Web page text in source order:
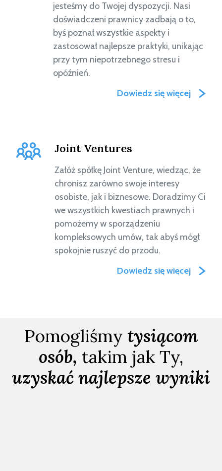
jesteśmy do Twojej dyspozycji. Nasi
doświadczeni prawnicy zadbają o to,
byś poznał wszystkie aspekty i
zastosował najlepsze praktyki, unikając
przy tym niepotrzebnego stresu i
opóźnień.
Dowiedz się więcej
Joint Ventures
Załóż spółkę Joint Venture, wiedząc, że
chronisz zarówno swoje interesy
osobiste, jak i biznesowe. Doradzimy Ci
we wszystkich kwestiach prawnych i
pomożemy w sporządzeniu
kompleksowych umów, tak abyś mógł
spokojnie ruszyć do przodu.
Dowiedz się więcej
Pomogliśmy tysiącom
osób, takim jak Ty,
uzyskać najlepsze wyniki